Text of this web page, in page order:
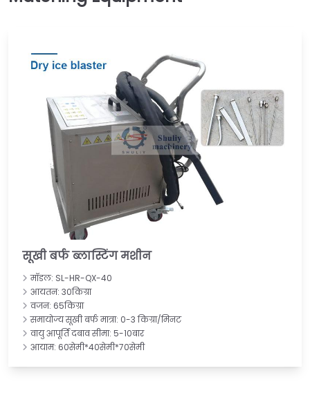
सूखी बर्फ ब्लास्टिंग मशीन
मॉडल: SL-HR-QX-40
आयतन: 30किग्रा
वजन: 65किग्रा
समायोज्य सूखी बर्फ मात्रा: 0-3 किग्रा/मिनट
वायु आपूर्ति दबाव सीमा: 5-10बार
आयाम: 60सेमी*40सेमी*70सेमी